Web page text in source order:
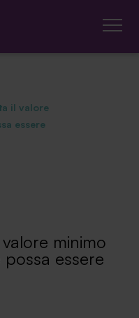
il valore
essere
minimo
essere